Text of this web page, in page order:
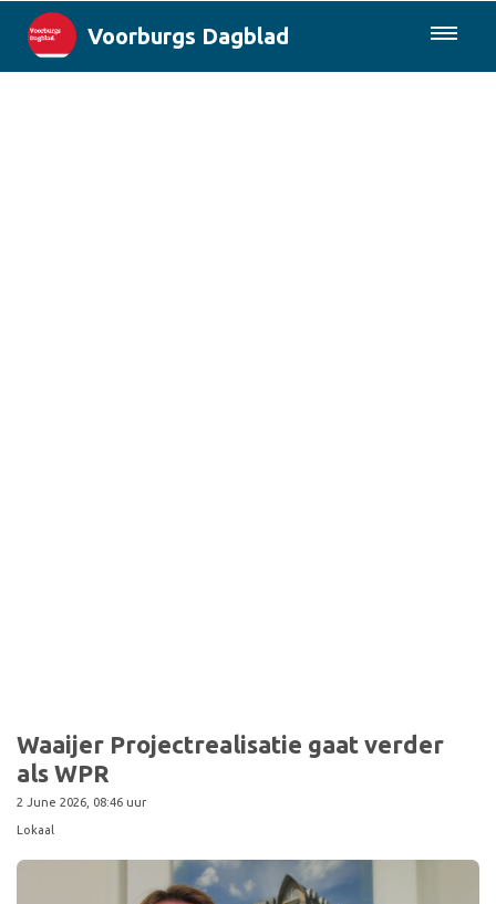
Voorburgs Dagblad
Waaijer Projectrealisatie gaat verder
als WPR
2 June 2026, 08:46 uur
Lokaal